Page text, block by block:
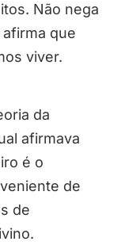
Não nega
que
viver.
da
afirmava
é o
de
de